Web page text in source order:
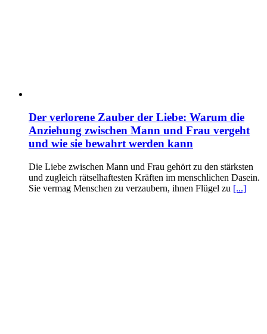
Der verlorene Zauber der Liebe: Warum die
Anziehung zwischen Mann und Frau vergeht
und wie sie bewahrt werden kann
Die Liebe zwischen Mann und Frau gehört zu den stärksten
und zugleich rätselhaftesten Kräften im menschlichen Dasein.
Sie vermag Menschen zu verzaubern, ihnen Flügel zu [...]